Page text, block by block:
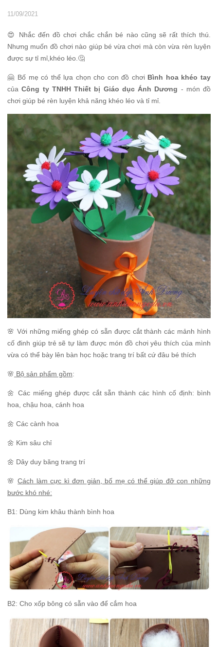
11/09/2021
😍 Nhắc đến đồ chơi chắc chắn bé nào cũng sẽ rất thích thú.
Nhưng muốn đồ chơi nào giúp bé vừa chơi mà còn vừa rèn luyện
được sự tỉ mỉ,khéo léo.🤔
🤗 Bố mẹ có thể lựa chọn cho con đồ chơi Bình hoa khéo tay
củaCông ty TNHH Thiết bị Giáo dục Ánh Dương - món đồ
chơi giúp bé rèn luyện khả năng khéo léo và tỉ mỉ.
🌸 Với những miếng ghép có sẵn được cắt thành các mảnh hình
cố đinh giúp trẻ sẽ tự làm được món đồ chơi yêu thích của mình
vừa có thể bày lên bàn học hoặc trang trí bất cứ đâu bé thích
🌸 Bộ sản phẩm gồm:
🌼 Các miếng ghép được cắt sẵn thành các hình cố định: bình
hoa, chậu hoa, cánh hoa
🌼 Các cành hoa
🌼 Kim sâu chỉ
🌼 Dây duy băng trang trí
🌸Cách làm cực kì đơn giản, bố mẹ có thể giúp đỡ con những
bước khó nhé:
B1: Dùng kim khâu thành bình hoa
B2: Cho xốp bông có sẵn vào để cắm hoa